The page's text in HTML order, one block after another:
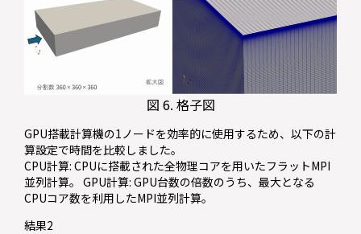
図 6. 格子図
GPU搭載計算機の1ノードを効率的に使用するため、以下の計
算設定で時間を比較しました。
CPU計算: CPUに搭載された全物理コアを用いたフラットMPI
並列計算。 GPU計算: GPU台数の倍数のうち、最大となる
CPUコア数を利用したMPI並列計算。
結果2